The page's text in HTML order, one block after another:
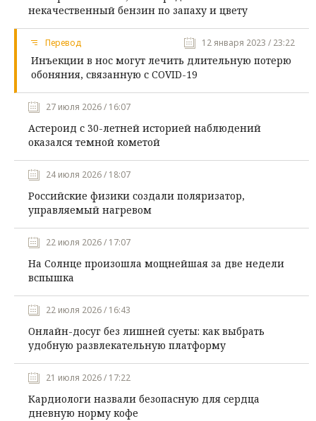
некачественный бензин по запаху и цвету
Перевод 12 января 2023 / 23:22
Инъекции в нос могут лечить длительную потерю
обоняния, связанную с COVID-19
27 июля 2026 / 16:07
Астероид с 30-летней историей наблюдений
оказался темной кометой
24 июля 2026 / 18:07
Российские физики создали поляризатор,
управляемый нагревом
22 июля 2026 / 17:07
На Солнце произошла мощнейшая за две недели
вспышка
22 июля 2026 / 16:43
Онлайн-досуг без лишней суеты: как выбрать
удобную развлекательную платформу
21 июля 2026 / 17:22
Кардиологи назвали безопасную для сердца
дневную норму кофе